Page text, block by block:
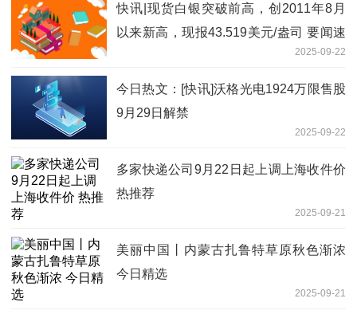
快讯|现货白银突破前高，创2011年8月
以来新高，现报43.519美元/盎司 要闻速
2025-09-22
今日热文：[快讯]沃格光电1924万限售股
9月29日解禁
2025-09-22
多家快递公司9月22日起上调上海收件价
热推荐
2025-09-21
美丽中国丨内蒙古扎鲁特草原秋色渐浓
今日精选
2025-09-21